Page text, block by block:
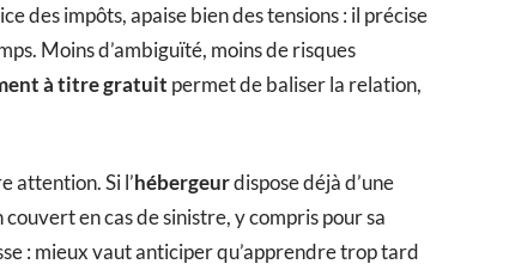
des impôts, apaise bien des tensions : il précise
Moins d’ambiguïté, moins de risques
à titre gratuit permet de baliser la relation,
attention. Si l’hébergeurdispose déjà d’une
en cas de sinistre, y compris pour sa
: mieux vaut anticiper qu’apprendre trop tard